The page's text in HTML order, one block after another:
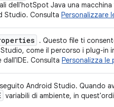
dell'hotSpot Java una macchina
Studio. Consulta Personalizzare
. Questo file ti
come il percorso i plug-in
Consulta Personalizza le
Android Studio. Quando
variabili di ambiente, in